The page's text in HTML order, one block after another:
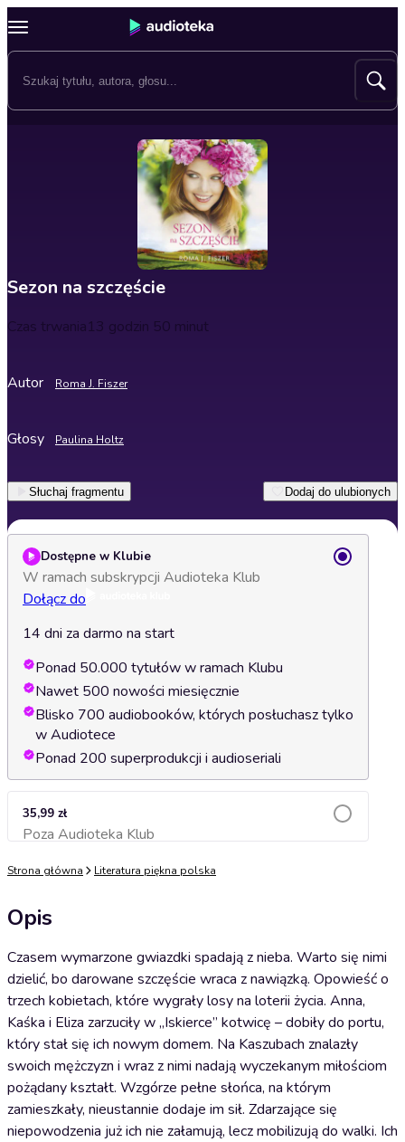
Sezon na szczęście
Czas trwania13 godzin 50 minut
Autor Roma J. Fiszer
Głosy Paulina Holtz
Słuchaj fragmentu Dodaj do ulubionych
Dostępne w Klubie
W ramach subskrypcji Audioteka Klub
Dołącz do
14 dni za darmo na start
Ponad 50.000 tytułów w ramach Klubu
Nawet 500 nowości miesięcznie
Blisko 700 audiobooków, których posłuchasz tylko
w Audiotece
Ponad 200 superprodukcji i audioseriali
35,99 zł
Poza Audioteka KlubDodaj do koszyka
Strona główna Literatura piękna polska
Opis
Czasem wymarzone gwiazdki spadają z nieba. Warto się nimi
dzielić, bo darowane szczęście wraca z nawiązką. Opowieść o
trzech kobietach, które wygrały losy na loterii życia. Anna,
Kaśka i Eliza zarzuciły w „Iskierce” kotwicę – dobiły do portu,
który stał się ich nowym domem. Na Kaszubach znalazły
swoich mężczyzn i wraz z nimi nadają wyczekanym miłościom
pożądany kształt. Wzgórze pełne słońca, na którym
zamieszkały, nieustannie dodaje im sił. Zdarzające się
niepowodzenia już ich nie załamują, lecz mobilizują do walki. Ich